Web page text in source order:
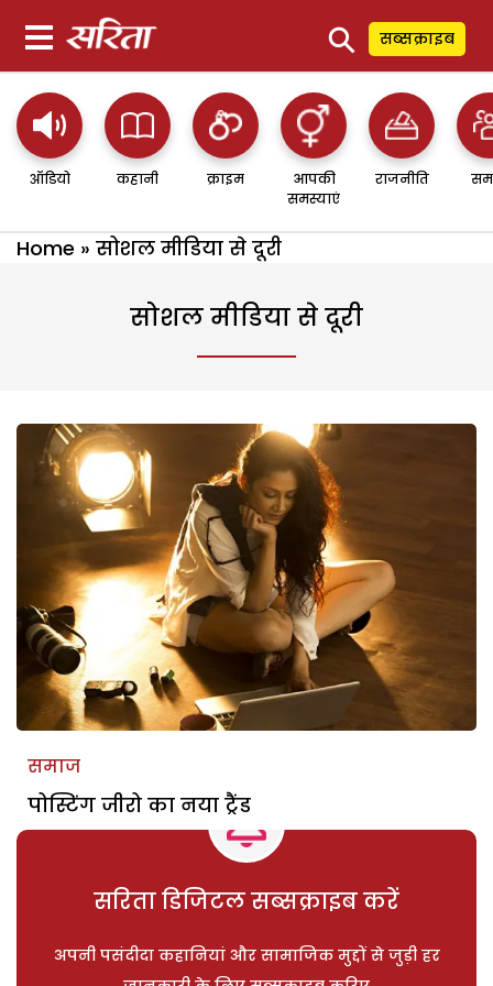
⚲ सब्सक्राइब
ऑडियो कहानी क्राइम
आपकी
समस्याएं
राजनीति
Home » सोशल मीडिया से दूरी
सोशल मीडिया से दूरी
समाज
पोस्टिंग जीरो का नया ट्रैंड
सरिता डिजिटल सब्सक्राइब करें
अपनी पसंदीदा कहानियां और सामाजिक मुद्दों से जुड़ी हर